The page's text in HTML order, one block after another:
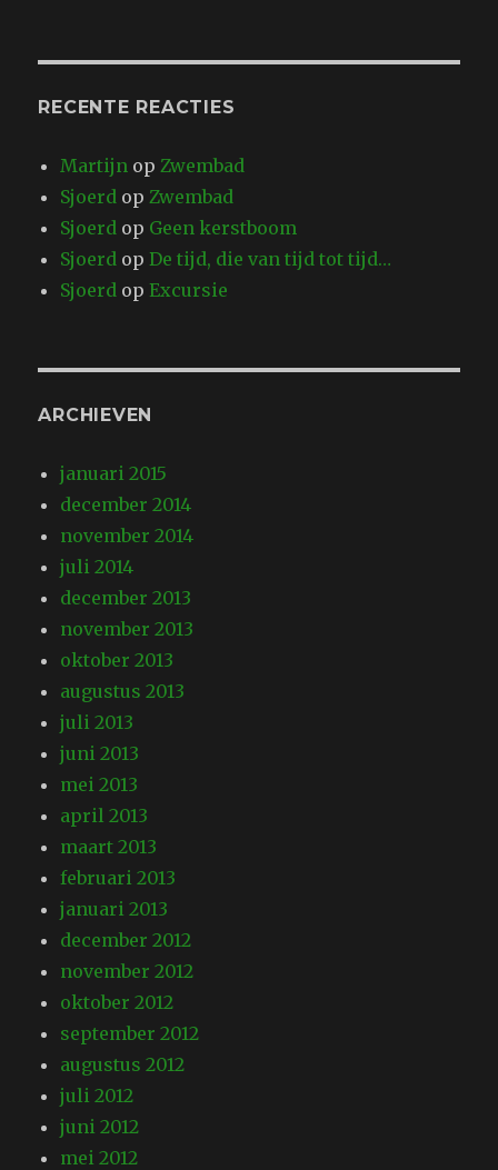
RECENTE REACTIES
Martijn op Zwembad
Sjoerd op Zwembad
Sjoerd op Geen kerstboom
Sjoerd opDe tijd, die van tijd tot tijd…
Sjoerd opExcursie
ARCHIEVEN
januari 2015
december 2014
november 2014
juli 2014
december 2013
november 2013
oktober 2013
augustus 2013
juli 2013
juni 2013
mei 2013
april 2013
maart 2013
februari 2013
januari 2013
december 2012
november 2012
oktober 2012
september 2012
augustus 2012
juli 2012
juni 2012
mei 2012